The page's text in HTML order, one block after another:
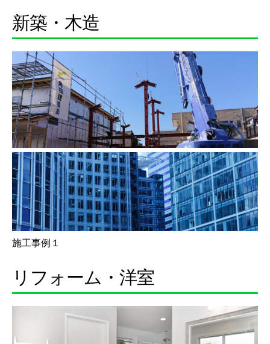
新築・木造
施工事例１
リフォーム・洋室